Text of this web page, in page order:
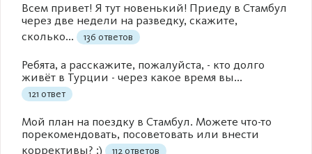
Всем привет! Я тут новенький! Приеду в Стамбул
через две недели на разведку, скажите,
сколько...
136 ответов
Ребята, а расскажите, пожалуйста, - кто долго
живёт в Турции - через какое время вы...
121 ответ
Мой план на поездку в Стамбул. Можете что-то
порекомендовать, посоветовать или внести
коррективы? :)
112 ответов